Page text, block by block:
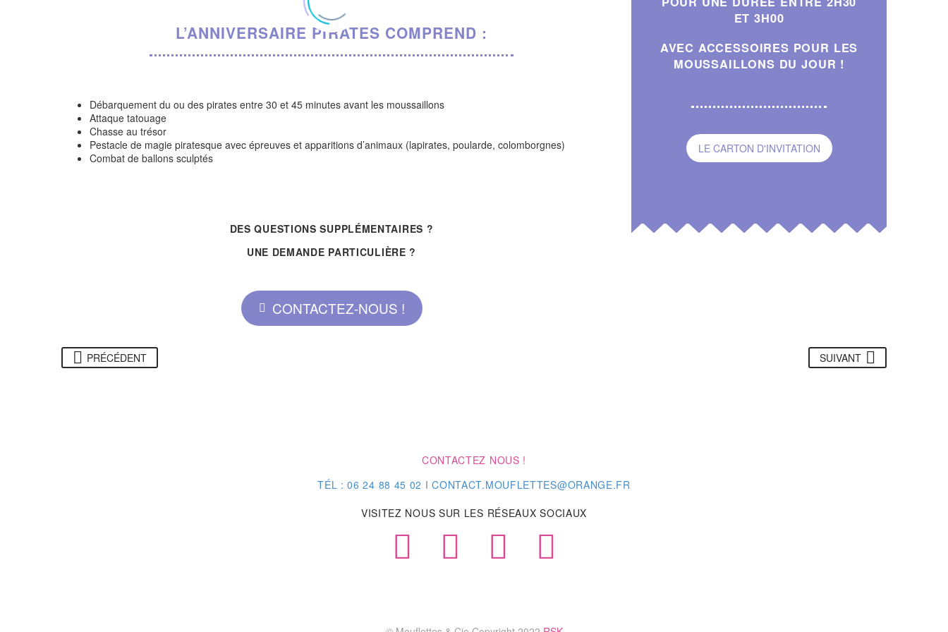
L’ANNIVERSAIRE PIRATES COMPREND :
Débarquement du ou des pirates entre 30 et 45 minutes avant les moussaillons
Attaque tatouage
Chasse au trésor
Pestacle de magie piratesque avec épreuves et apparitions d’animaux (lapirates, poularde, colomborgnes)
Combat de ballons sculptés
DES QUESTIONS SUPPLÉMENTAIRES ?
UNE DEMANDE PARTICULIÈRE ?
 CONTACTEZ-NOUS !
ET 3H00
AVEC ACCESSOIRES POUR LES
MOUSSAILLONS DU JOUR !
LE CARTON D'INVITATION
PRÉCÉDENT SUIVANT
CONTACTEZ NOUS !
TÉL :06 24 88 45 02 I CONTACT.MOUFLETTES@ORANGE.FR
VISITEZ NOUS SUR LES RÉSEAUX SOCIAUX